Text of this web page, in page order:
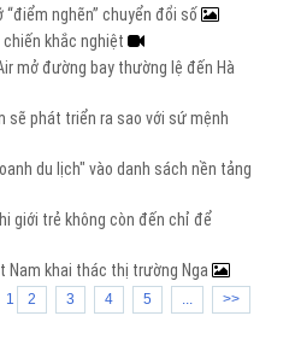
nghẽn” chuyển đổi số
khắc nghiệt
mở đường bay thường lệ đến Hà
sẽ phát triển ra sao với sứ mệnh
du lịch" vào danh sách nền tảng
giới trẻ không còn đến chỉ để
Nam khai thác thị trường Nga
1 2 3 4 5 ... >>